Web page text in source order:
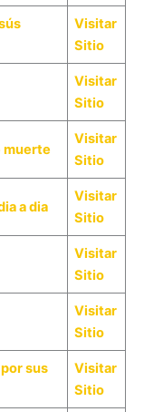
Visitar
Sitio
Visitar
Sitio
muerte
Visitar
Sitio
a dia
Visitar
Sitio
Visitar
Sitio
Visitar
Sitio
sus
Visitar
Sitio